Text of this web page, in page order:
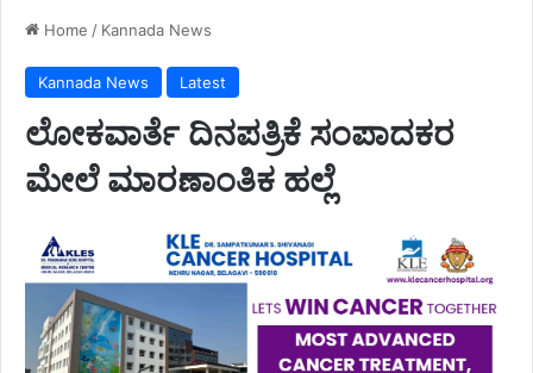
Home / Kannada News
Kannada News Latest
ಲೋಕವಾರ್ತೆ ದಿನಪತ್ರಿಕೆ ಸಂಪಾದಕರ
ಮೇಲೆ ಮಾರಣಾಂತಿಕ ಹಲ್ಲೆ